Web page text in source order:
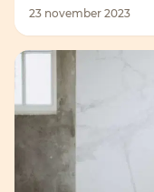
23 november 2023